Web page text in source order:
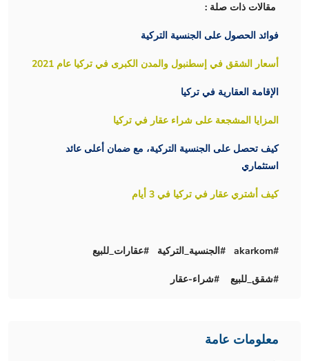
مقالات ذات صلة :
فوائد الحصول على الجنسية التركية
أسعار الشقق في إسطنبول والمدن الكبرى في تركيا عام 2021
الإقامة العقارية في تركيا
المزايا المشجعة على شراء عقار في تركيا
كيف تحصل على الجنسية التركية، مع ضمان أعلى عائد
استثماري
كيف أشتري عقار في تركيا في 3 أيام
#akarkom #الجنسية_التركية #عقارات_للبيع
#شقق_للبيع #شراء-عقار
معلومات عامة